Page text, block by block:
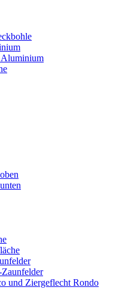
Aluminium
Zaunfelder
und Ziergeflecht Rondo